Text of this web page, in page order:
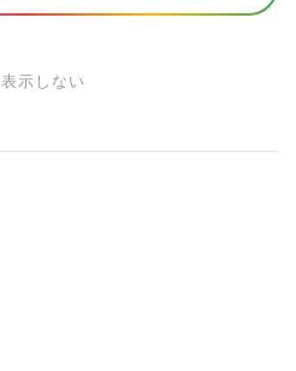
示しない